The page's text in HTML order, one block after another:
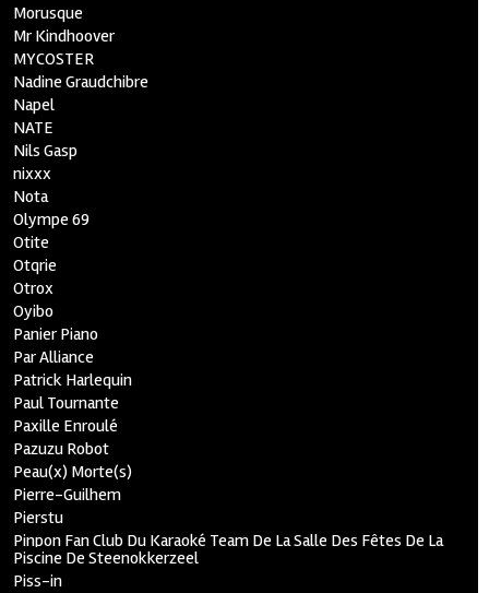
Morusque
Mr Kindhoover
MYCOSTER
Nadine Graudchibre
Napel
NATE
Nils Gasp
nixxx
Nota
Olympe 69
Otite
Otqrie
Otrox
Oyibo
Panier Piano
Par Alliance
Patrick Harlequin
Paul Tournante
Paxille Enroulé
Pazuzu Robot
Peau(x) Morte(s)
Pierre-Guilhem
Pierstu
Pinpon Fan Club Du Karaoké Team De La Salle Des Fêtes De La
Piscine De Steenokkerzeel
Piss-in